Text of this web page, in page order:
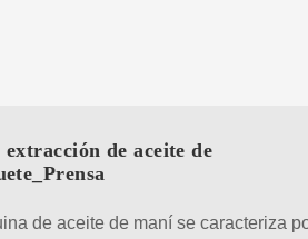
de aceite de
de aceite de maní se caracteriza